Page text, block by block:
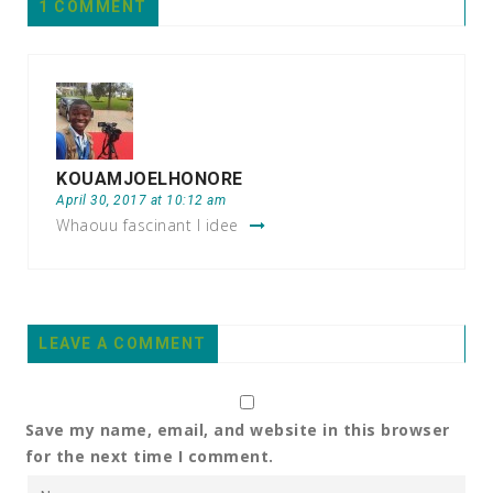
1 COMMENT
KOUAMJOELHONORE
April 30, 2017 at 10:12 am
Whaouu fascinant l idee
LEAVE A COMMENT
Save my name, email, and website in this browser
for the next time I comment.